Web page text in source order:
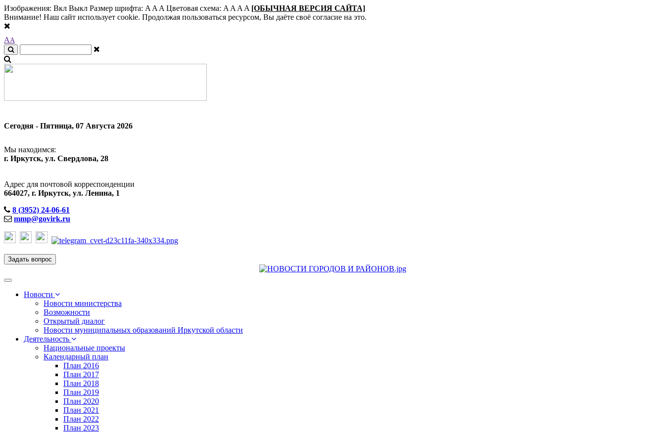
Изображения: Вкл Выкл Размер шрифта: A A A Цветовая схема: A A A A [ОБЫЧНАЯ ВЕРСИЯ САЙТА]
Внимание! Наш сайт использует cookie. Продолжая пользоваться ресурсом, Вы даёте своё согласие на это.
AA
Сегодня - Пятница, 07 Августа 2026
Мы находимся:
г. Иркутск, ул. Свердлова, 28
Адрес для почтовой корреспонденции
664027, г. Иркутск, ул. Ленина, 1
8 (3952) 24-06-61
mmp@govirk.ru
Задать вопрос
Toggle
navigationНовости
Новости министерства
Возможности
Открытый диалог
Новости муниципальных образований Иркутской области
Деятельность
Национальные проекты
Календарный план
План 2016
План 2017
План 2018
План 2019
План 2020
План 2021
План 2022
План 2023